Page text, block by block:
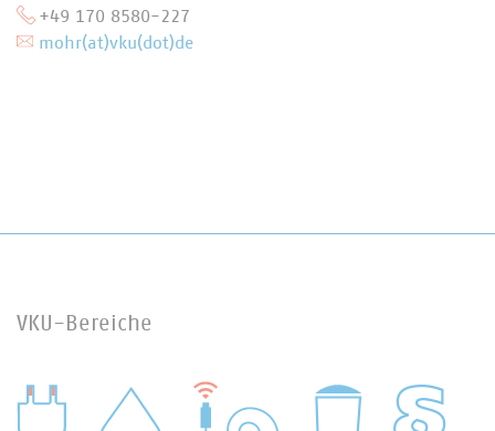
+49 170 8580-227
mohr(at)vku(dot)de
VKU-Bereiche